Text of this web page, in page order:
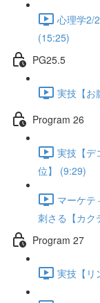
心理学2/
(15:25)
PG25.5
実技【お
Program 26
実技【デ
位】 (9:29)
マーケテ
刺さる【カク
Program 27
実技【リ